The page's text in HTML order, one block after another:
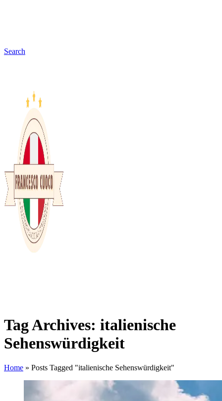
Search
Tag Archives: italienische
Sehenswürdigkeit
Home » Posts Tagged "italienische Sehenswürdigkeit"